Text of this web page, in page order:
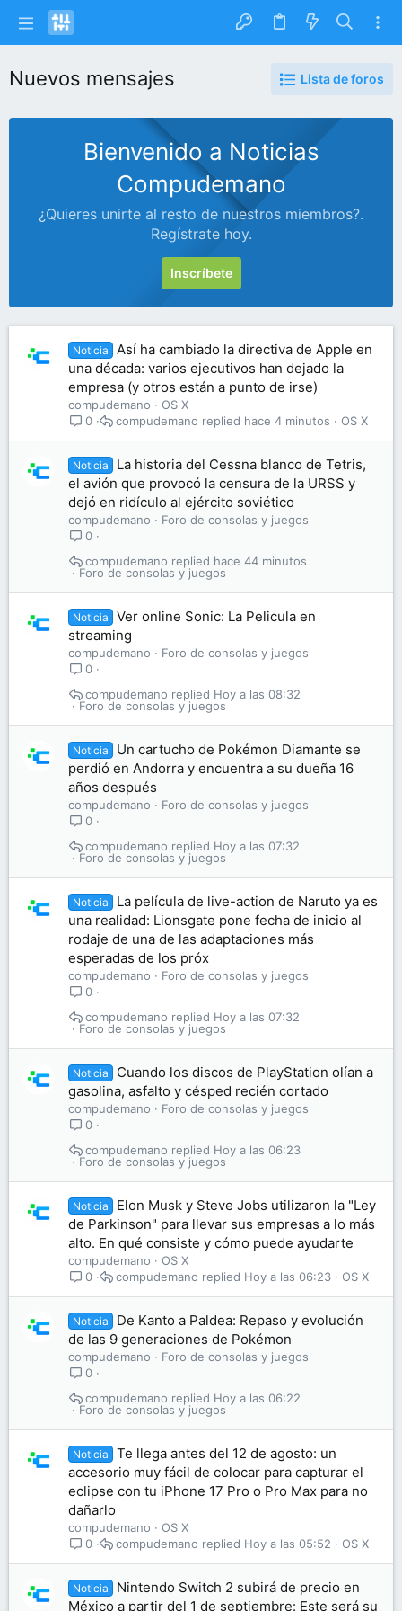
Nuevos mensajes Lista de foros
Bienvenido a Noticias
Compudemano
¿Quieres unirte al resto de nuestros miembros?.
Regístrate hoy.
Inscríbete
Noticia
Así ha cambiado la directiva de Apple en
una década: varios ejecutivos han dejado la
empresa (y otros están a punto de irse)
compudemano
OS X
0
OS X
hace 4 minutos
compudemano
Noticia
La historia del Cessna blanco de Tetris,
el avión que provocó la censura de la URSS y
dejó en ridículo al ejército soviético
compudemano
Foro de consolas y juegos
0
Foro de consolas y juegos
hace 44 minutos
compudemano
Noticia
Ver online Sonic: La Pelicula en
streaming
compudemano
Foro de consolas y juegos
0
Foro de consolas y juegos
Hoy a las 08:32
compudemano
Noticia
Un cartucho de Pokémon Diamante se
perdió en Andorra y encuentra a su dueña 16
años después
compudemano
Foro de consolas y juegos
0
Foro de consolas y juegos
Hoy a las 07:32
compudemano
Noticia
La película de live-action de Naruto ya es
una realidad: Lionsgate pone fecha de inicio al
rodaje de una de las adaptaciones más
esperadas de los próx
compudemano
Foro de consolas y juegos
0
Foro de consolas y juegos
Hoy a las 07:32
compudemano
Noticia
Cuando los discos de PlayStation olían a
gasolina, asfalto y césped recién cortado
compudemano
Foro de consolas y juegos
0
Foro de consolas y juegos
Hoy a las 06:23
compudemano
Noticia
Elon Musk y Steve Jobs utilizaron la "Ley
de Parkinson" para llevar sus empresas a lo más
alto. En qué consiste y cómo puede ayudarte
compudemano
OS X
0
OS X
Hoy a las 06:23
compudemano
Noticia
De Kanto a Paldea: Repaso y evolución
de las 9 generaciones de Pokémon
compudemano
Foro de consolas y juegos
0
Foro de consolas y juegos
Hoy a las 06:22
compudemano
Noticia
Te llega antes del 12 de agosto: un
accesorio muy fácil de colocar para capturar el
eclipse con tu iPhone 17 Pro o Pro Max para no
dañarlo
compudemano
OS X
0
OS X
Hoy a las 05:52
compudemano
Noticia
Nintendo Switch 2 subirá de precio en
México a partir del 1 de septiembre: Este será su